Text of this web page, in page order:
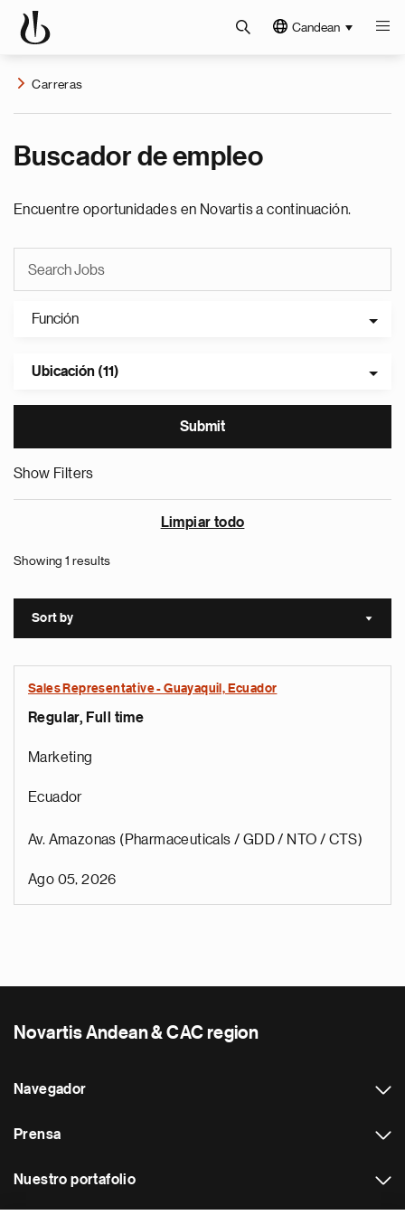
Candean
Carreras
Buscador de empleo
Encuentre oportunidades en Novartis a continuación.
Función
Ubicación (11)
Show Filters
Limpiar todo
Showing 1 results
Sort by Sort
Sales Representative - Guayaquil, Ecuador
Regular, Full time
Marketing
Ecuador
Av. Amazonas (Pharmaceuticals / GDD / NTO / CTS)
Ago 05, 2026
Novartis Andean & CAC region
Navegador
Prensa
Nuestro portafolio